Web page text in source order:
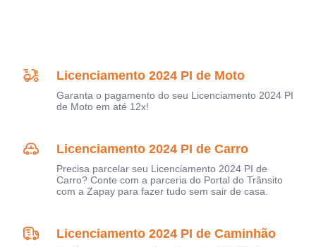
Licenciamento 2024 PI de Moto
Garanta o pagamento do seu Licenciamento 2024 PI
de Moto em até 12x!
Licenciamento 2024 PI de Carro
Precisa parcelar seu Licenciamento 2024 PI de
Carro? Conte com a parceria do Portal do Trânsito
com a Zapay para fazer tudo sem sair de casa.
Licenciamento 2024 PI de Caminhão